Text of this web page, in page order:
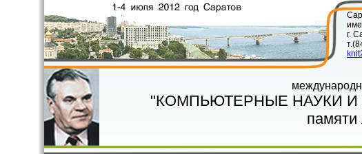
Перейти к основному содержанию
г.
"КОМПЬЮТЕРНЫЕ НАУКИ